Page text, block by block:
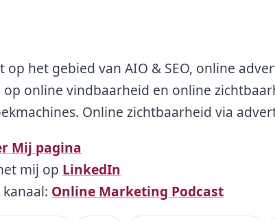
op het gebied van AIO & SEO, online
online vindbaarheid en online
Online zichtbaarheid via
Mij pagina
mij op LinkedIn
Online Marketing Podcast